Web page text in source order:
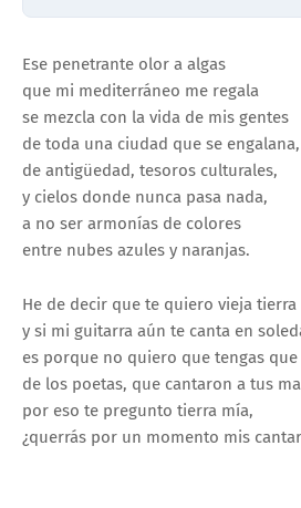
Ese penetrante olor a algas
que mi mediterráneo me regala
se mezcla con la vida de mis gentes
de toda una ciudad que se engalana,
de antigüedad, tesoros culturales,
y cielos donde nunca pasa nada,
a no ser armonías de colores
entre nubes azules y naranjas.
He de decir que te quiero vieja tierra
y si mi guitarra aún te canta en
es porque no quiero que tengas
de los poetas, que cantaron a tus
por eso te pregunto tierra mía,
¿querrás por un momento mis